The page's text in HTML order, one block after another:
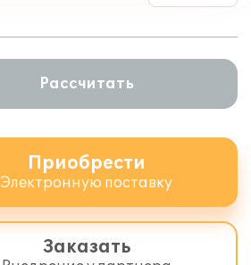
Рассчитать
Приобрести
Электронную поставку
Заказать